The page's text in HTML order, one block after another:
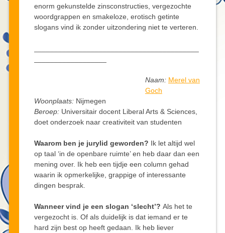
enorm gekunstelde zinsconstructies, vergezochte
woordgrappen en smakeloze, erotisch getinte
slogans vind ik zonder uitzondering niet te verteren.
Naam: Merel van
Goch
Woonplaats: Nijmegen
Beroep: Universitair docent Liberal Arts & Sciences,
doet onderzoek naar creativiteit van studenten
Waarom ben je jurylid geworden? Ik let altijd wel
op taal ‘in de openbare ruimte’ en heb daar dan een
mening over. Ik heb een tijdje een column gehad
waarin ik opmerkelijke, grappige of interessante
dingen besprak.
Wanneer vind je een slogan ‘slecht’? Als het te
vergezocht is. Of als duidelijk is dat iemand er te
hard zijn best op heeft gedaan. Ik heb liever